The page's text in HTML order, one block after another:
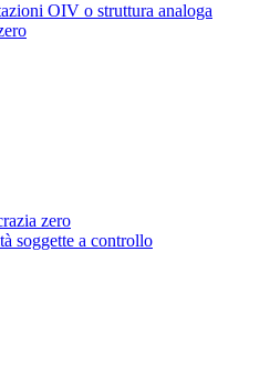
OIV o struttura analoga
zero
soggette a controllo